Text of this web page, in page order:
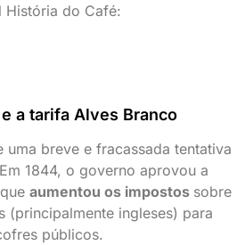
História do Café:
a tarifa Alves Branco
uma breve e fracassada tentativa
1844, o governo aprovou a
aumentou os impostos sobre
(principalmente ingleses) para
públicos.